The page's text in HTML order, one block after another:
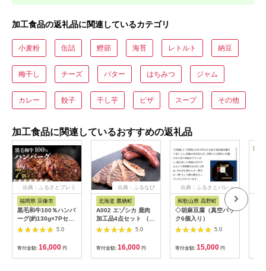
加工食品の返礼品に関連しているカテゴリ
小麦粉 缶詰 鰹節 海苔 レトルト 納豆
梅干し チーズ バター はちみつ ジャム
カレー 餃子 干し芋 ピザ スープ その他
加工食品に関連しているおすすめの返礼品
出典：ふるさとプレミ
福岡県 宗像市
黒毛和牛100％ハンバ
ーグ(約130g×7Pセッ
ト)【魚住商店】5.0
寄付金額: 16,000 円
出典：ふるなび
北海道 鷹栖町
A002 エゾシカ 鹿肉
加工品4点セット （
肩ローススライス エ
ゾ鹿ジャーキー スモ
ークハムか生ハムのい
ずれか ソーセージか
ベーコンのいずれか
5.0
寄付金額: 16,000 円
出典：ふるさとパレッ
和歌山県 高野町
◇胡麻豆腐（真空パッ
ク6個入り）
5.0
寄付金額: 15,000 円